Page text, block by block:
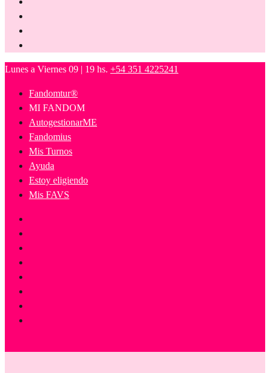
Lunes a Viernes 09 | 19 hs. +54 351 4225241
Fandomtur®
MI FANDOM
AutogestionarME
Fandomius
Mis Turnos
Ayuda
Estoy eligiendo
Mis FAVS